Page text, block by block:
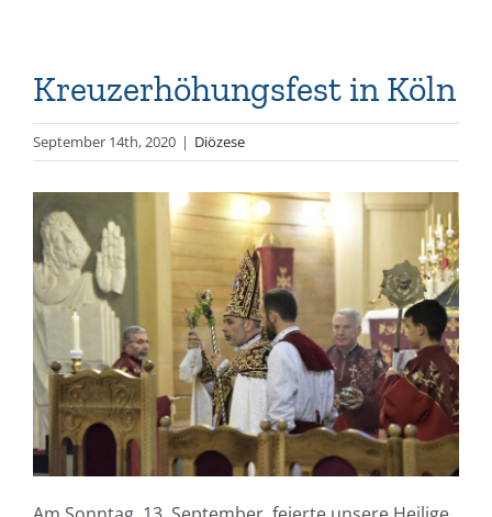
Kreuzerhöhungsfest in Köln
September 14th, 2020 | Diözese